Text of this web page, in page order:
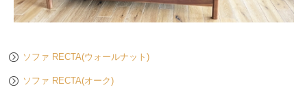
ソファ RECTA(ウォールナット)
ソファ RECTA(オーク)